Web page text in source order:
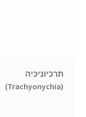
תרכיוניכיה
(Trachyonychia)